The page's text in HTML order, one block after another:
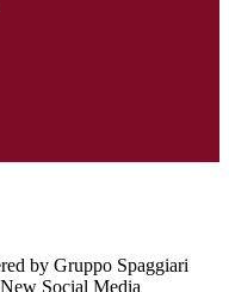
by Gruppo Spaggiari
Social Media